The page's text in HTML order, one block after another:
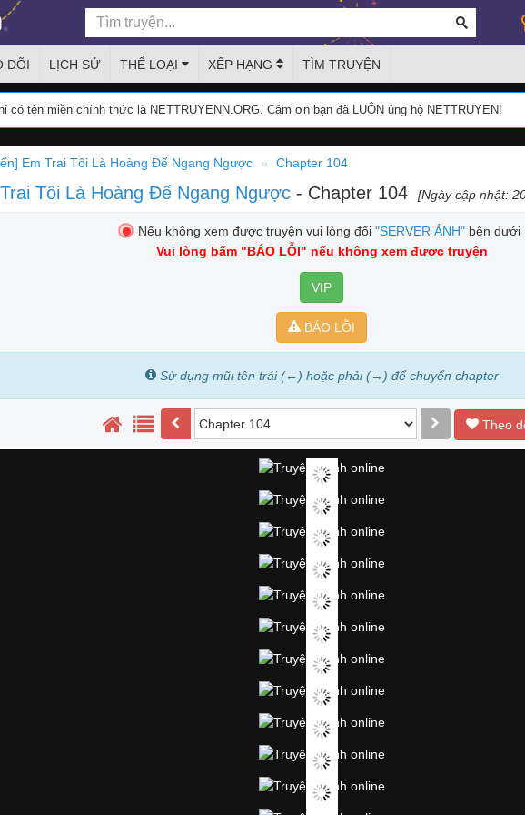
DÕI LỊCH SỬ THỂ LOẠI XẾP HẠNG TÌM TRUYỆN
có tên miền chính thức là NETTRUYENN.ORG. Cảm ơn bạn đã LUÔN ủng hộ NETTRUYEN!
Em Trai Tôi Là Hoàng Đế Ngang Ngược Chapter 104
Tôi Là Hoàng Đế Ngang Ngược - Chapter 104 [Ngày cập nhật:
Nếu không xem được truyện vui lòng đổi "SERVER ẢNH" bên dưới
Vui lòng bấm "BÁO LỖI" nếu không xem được truyện
VIP
BÁO LỖI
Sử dụng mũi tên trái (←) hoặc phải (→) để chuyển chapter
Theo